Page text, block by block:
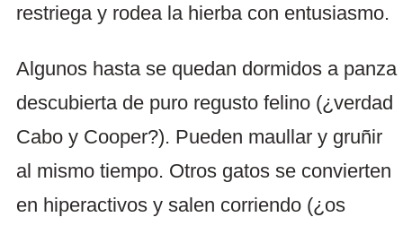
restriega y rodea la hierba con entusiasmo.
Algunos hasta se quedan dormidos a panza
descubierta de puro regusto felino (¿verdad
Cabo y Cooper?). Pueden maullar y gruñir
al mismo tiempo. Otros gatos se convierten
en hiperactivos y salen corriendo (¿os